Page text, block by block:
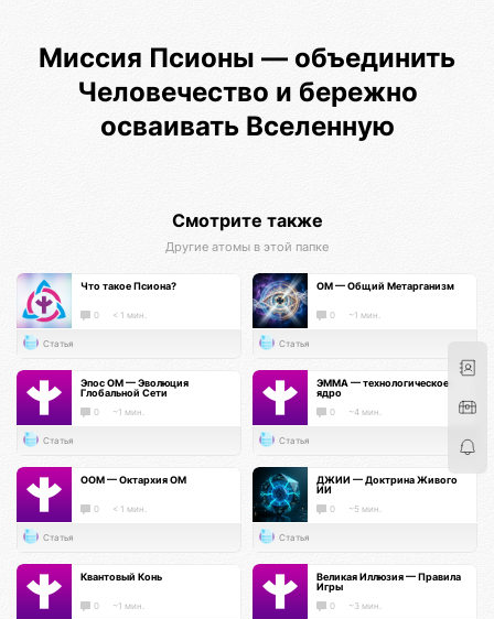
Миссия Псионы — объединить
Человечество и бережно
осваивать Вселенную
Смотрите также
Другие атомы в этой папке
Что такое Псиона?
0 < 1 мин.
Статья
ОМ — Общий Метарганизм
0 ~1 мин.
Статья
Эпос ОМ — Эволюция
Глобальной Сети
0 ~1 мин.
Статья
ЭММА — технологическое
ядро
0 ~4 мин.
Статья
ООМ — Октархия ОМ
0 < 1 мин.
Статья
ДЖИИ — Доктрина Живого
ИИ
0 ~5 мин.
Статья
Квантовый Конь
0 ~1 мин.
Великая Иллюзия — Правила
Игры
0 ~3 мин.